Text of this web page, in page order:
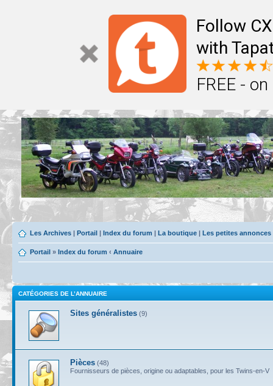
Follow
with
FREE -
Les Archives | Portail | Index du forum | La boutique | Les petites
Portail » Index du forum ‹ Annuaire
CATÉGORIES DE L’ANNUAIRE
Sites généralistes (9)
Pièces (48)
Fournisseurs de pièces, origine ou adaptables, pour les Twins-en-V